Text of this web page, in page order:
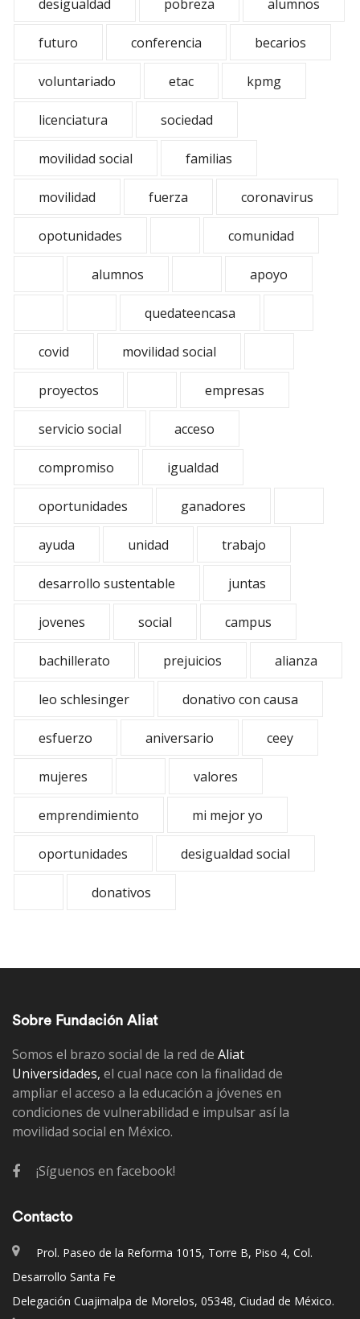
desigualdad pobreza alumnos
futuro conferencia becarios
voluntariado etac kpmg
licenciatura sociedad
movilidad social familias
movilidad fuerza coronavirus
opotunidades comunidad
alumnos apoyo
quedateencasa
covid movilidad social
proyectos empresas
servicio social acceso
compromiso igualdad
oportunidades ganadores
ayuda unidad trabajo
desarrollo sustentable juntas
jovenes social campus
bachillerato prejuicios alianza
leo schlesinger donativo con causa
esfuerzo aniversario ceey
mujeres valores
emprendimiento mi mejor yo
oportunidades desigualdad social
donativos
Sobre Fundación Aliat
Somos el brazo social de la red de Aliat
Universidades, el cual nace con la finalidad de
ampliar el acceso a la educación a jóvenes en
condiciones de vulnerabilidad e impulsar así la
movilidad social en México.
¡Síguenos en facebook!
Contacto
Prol. Paseo de la Reforma 1015, Torre B, Piso 4, Col.
Desarrollo Santa Fe
Delegación Cuajimalpa de Morelos, 05348, Ciudad de México.